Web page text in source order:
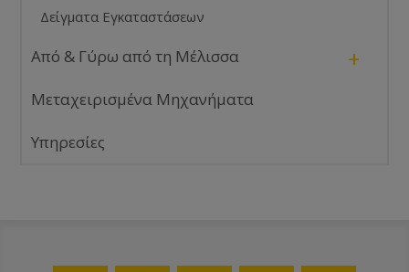
Δείγματα Εγκαταστάσεων
Από & Γύρω από τη Μέλισσα +
Μεταχειρισμένα Μηχανήματα
Υπηρεσίες